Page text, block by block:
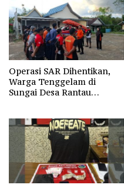
Operasi SAR Dihentikan,
Warga Tenggelam di
Sungai Desa Rantau